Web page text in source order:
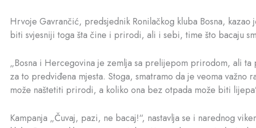
Hrvoje Gavrančić, predsjednik Ronilačkog kluba Bosna,
biti svjesniji toga šta čine i prirodi, ali i sebi, time što bacaju
„Bosna i Hercegovina je zemlja sa prelijepom prirodom, ali
za to predviđena mjesta. Stoga, smatramo da je veoma
može naštetiti prirodi, a koliko ona bez otpada može biti
Kampanja „Čuvaj, pazi, ne bacaj!“, nastavlja se i narednog